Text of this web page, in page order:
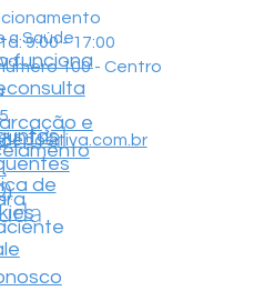
9:00 - 17:00
100 - Centro
a Saúde
funciona
e
de